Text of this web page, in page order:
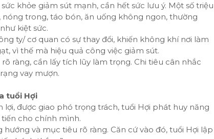
khỏe giảm sút mạnh, cần hết sức lưu ý. Một số triệu
trong, táo bón, ăn uống không ngon, thường
kiệt sức.
ty/ cơ quan có sự thay đổi, khiến không khí nơi làm
vì thế mà hiệu quả công việc giảm sút.
ràng, cần lấy tích lũy làm trọng. Chi tiêu cân nhắc
vay mượn.
tuổi Hợi
được giao phó trọng trách, tuổi Hợi phát huy năng
cho chính mình.
và mục tiêu rõ ràng. Căn cứ vào đó, tuổi Hợi lập